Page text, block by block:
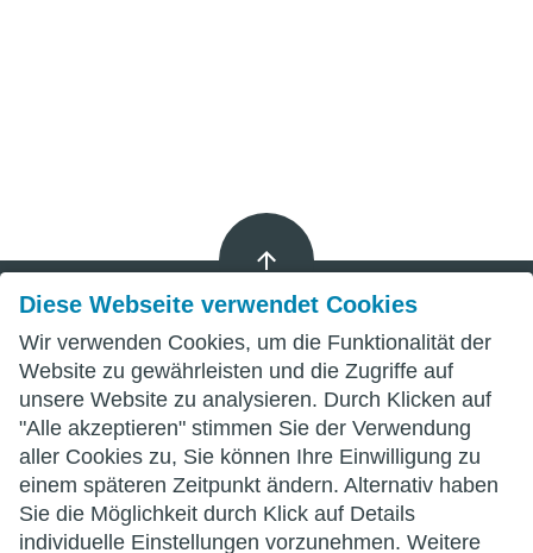
Diese Webseite verwendet Cookies
Wir verwenden Cookies, um die Funktionalität der
Website zu gewährleisten und die Zugriffe auf
unsere Website zu analysieren. Durch Klicken auf
"Alle akzeptieren" stimmen Sie der Verwendung
aller Cookies zu, Sie können Ihre Einwilligung zu
einem späteren Zeitpunkt ändern. Alternativ haben
Sie die Möglichkeit durch Klick auf Details
individuelle Einstellungen vorzunehmen. Weitere
Impressum
Datenschutz
AGB